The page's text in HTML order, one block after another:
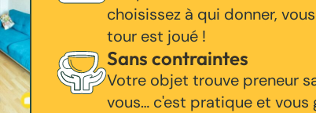
choisissez à qui donner,
tour est joué !
Sans contraintes
Votre objet trouve preneur
vous… c'est pratique et vous